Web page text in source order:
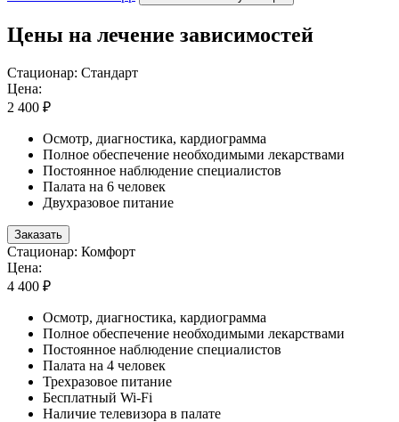
Цены на лечение зависимостей
Стационар: Стандарт
Цена:
2 400 ₽
Осмотр, диагностика, кардиограмма
Полное обеспечение необходимыми лекарствами
Постоянное наблюдение специалистов
Палата на 6 человек
Двухразовое питание
Заказать
Стационар: Комфорт
Цена:
4 400 ₽
Осмотр, диагностика, кардиограмма
Полное обеспечение необходимыми лекарствами
Постоянное наблюдение специалистов
Палата на 4 человек
Трехразовое питание
Бесплатный Wi-Fi
Наличие телевизора в палате